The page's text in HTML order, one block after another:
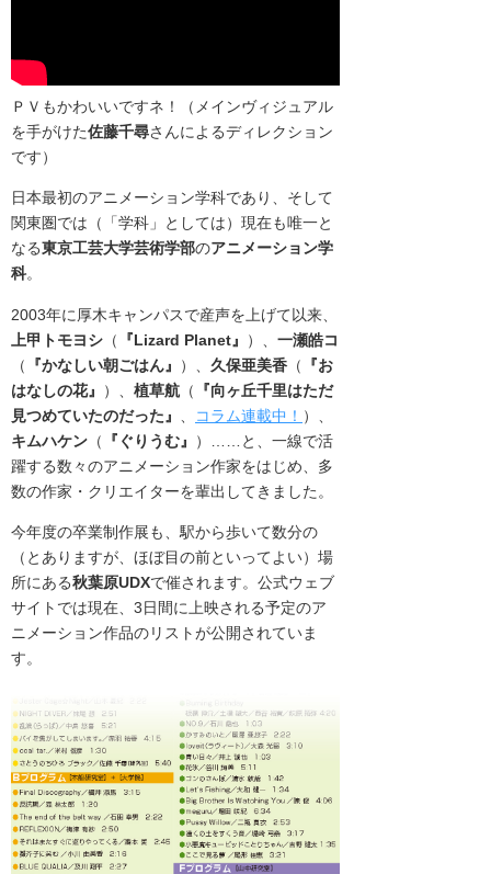
ＰＶもかわいいですネ！（メインヴィジュアル
を手がけた佐藤千尋さんによるディレクション
です）
日本最初のアニメーション学科であり、そして
関東圏では（「学科」としては）現在も唯一と
なる東京工芸大学芸術学部のアニメーション学
科。
2003年に厚木キャンパスで産声を上げて以来、
上甲トモヨシ （ 『Lizard Planet』 ）、 一瀬皓コ
（
『かなしい朝ごはん』 ）、 久保亜美香 （
『お
はなしの花』
）、 植草航 （
『向ヶ丘千里はただ
見つめていたのだった』
コラム連載中！ ）、
キムハケン （ 『ぐりうむ』
）……と、一線で活
躍する数々のアニメーション作家をはじめ、多
数の作家・クリエイターを輩出してきました。
今年度の卒業制作展も、駅から歩いて数分の
（とありますが、ほぼ目の前といってよい）場
所にある秋葉原UDXで催されます。公式ウェブ
サイトでは現在、3日間に上映される予定のア
ニメーション作品のリストが公開されていま
す。